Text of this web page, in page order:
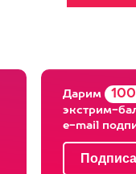
Дарим
экстрим-
e-mail